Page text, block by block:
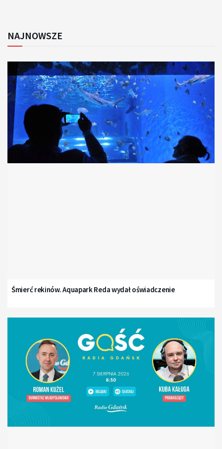
NAJNOWSZE
Śmierć rekinów. Aquapark Reda wydał oświadczenie